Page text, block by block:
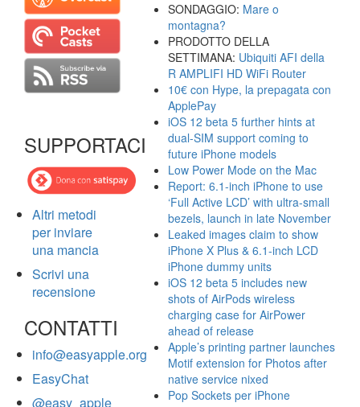
SUPPORTACI
Altri metodi
per inviare
una mancia
Scrivi una
recensione
CONTATTI
info@easyapple.org
EasyChat
@easy_apple
SONDAGGIO: Mare o
montagna?
PRODOTTO DELLA
SETTIMANA: Ubiquiti AFI della
R AMPLIFI HD WiFi Router
10€ con Hype, la prepagata con
ApplePay
iOS 12 beta 5 further hints at
dual-SIM support coming to
future iPhone models
Low Power Mode on the Mac
Report: 6.1-inch iPhone to use
‘Full Active LCD’ with ultra-small
bezels, launch in late November
Leaked images claim to show
iPhone X Plus & 6.1-inch LCD
iPhone dummy units
iOS 12 beta 5 includes new
shots of AirPods wireless
charging case for AirPower
ahead of release
Apple’s printing partner launches
Motif extension for Photos after
native service nixed
Pop Sockets per iPhone